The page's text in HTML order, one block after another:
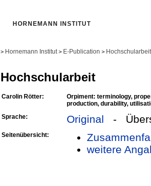
HORNEMANN INSTITUT
> Hornemann Institut > E-Publication >
Hochschularbeit
Carolin Rötter:
Orpiment: terminology,
production, durability,
Sprache:
Original -
Seitenübersicht:
weitere